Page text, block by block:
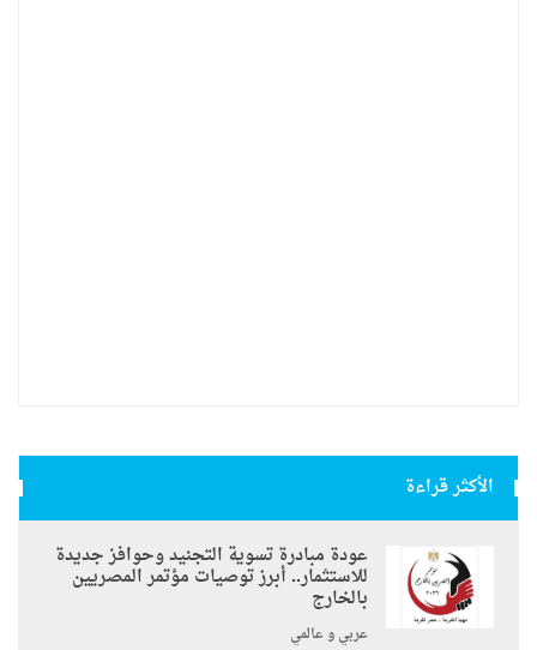
الأكثر قراءة
عودة مبادرة تسوية التجنيد وحوافز جديدة
للاستثمار.. أبرز توصيات مؤتمر المصريين
بالخارج
عربي و عالمي